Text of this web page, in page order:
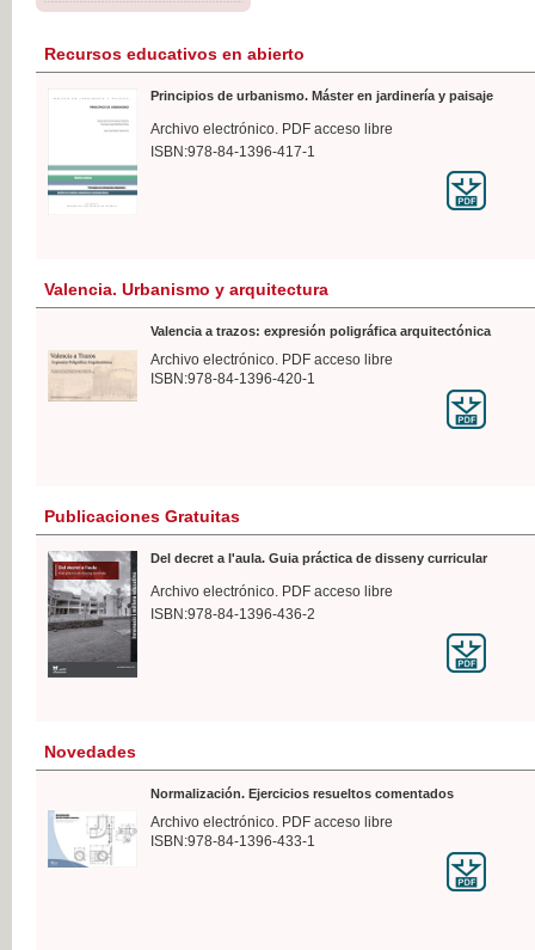
Recursos educativos en abierto
Principios de urbanismo. Máster en jardinería y paisaje
Archivo electrónico. PDF acceso libre
ISBN:978-84-1396-417-1
Valencia. Urbanismo y arquitectura
Valencia a trazos: expresión poligráfica arquitectónica
Archivo electrónico. PDF acceso libre
ISBN:978-84-1396-420-1
Publicaciones Gratuitas
Del decret a l'aula. Guia práctica de disseny curricular
Archivo electrónico. PDF acceso libre
ISBN:978-84-1396-436-2
Novedades
Normalización. Ejercicios resueltos comentados
Archivo electrónico. PDF acceso libre
ISBN:978-84-1396-433-1